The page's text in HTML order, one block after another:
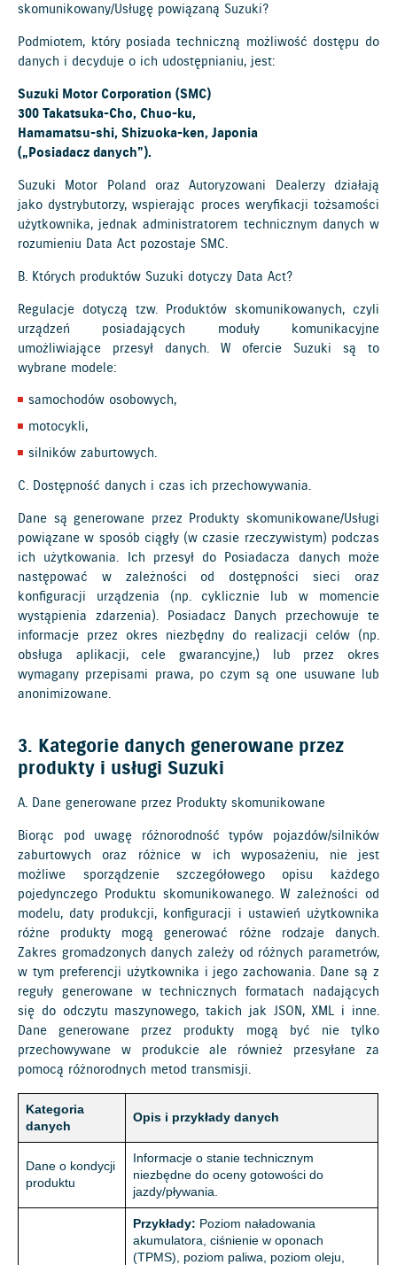
skomunikowany/Usługę powiązaną Suzuki?
Podmiotem, który posiada techniczną możliwość dostępu do
danych i decyduje o ich udostępnianiu, jest:
Suzuki Motor Corporation (SMC)
300 Takatsuka-Cho, Chuo-ku,
Hamamatsu-shi, Shizuoka-ken, Japonia
(„Posiadacz danych”).
Suzuki Motor Poland oraz Autoryzowani Dealerzy działają
jako dystrybutorzy, wspierając proces weryfikacji tożsamości
użytkownika, jednak administratorem technicznym danych w
rozumieniu Data Act pozostaje SMC.
B. Których produktów Suzuki dotyczy Data Act?
Regulacje dotyczą tzw. Produktów skomunikowanych, czyli
urządzeń posiadających moduły komunikacyjne
umożliwiające przesył danych. W ofercie Suzuki są to
wybrane modele:
samochodów osobowych,
motocykli,
silników zaburtowych.
C. Dostępność danych i czas ich przechowywania.
Dane są generowane przez Produkty skomunikowane/Usługi
powiązane w sposób ciągły (w czasie rzeczywistym) podczas
ich użytkowania. Ich przesył do Posiadacza danych może
następować w zależności od dostępności sieci oraz
konfiguracji urządzenia (np. cyklicznie lub w momencie
wystąpienia zdarzenia). Posiadacz Danych przechowuje te
informacje przez okres niezbędny do realizacji celów (np.
obsługa aplikacji, cele gwarancyjne,) lub przez okres
wymagany przepisami prawa, po czym są one usuwane lub
anonimizowane.
3. Kategorie danych generowane przez
produkty i usługi Suzuki
A. Dane generowane przez Produkty skomunikowane
Biorąc pod uwagę różnorodność typów pojazdów/silników
zaburtowych oraz różnice w ich wyposażeniu, nie jest
możliwe sporządzenie szczegółowego opisu każdego
pojedynczego Produktu skomunikowanego. W zależności od
modelu, daty produkcji, konfiguracji i ustawień użytkownika
różne produkty mogą generować różne rodzaje danych.
Zakres gromadzonych danych zależy od różnych parametrów,
w tym preferencji użytkownika i jego zachowania. Dane są z
reguły generowane w technicznych formatach nadających
się do odczytu maszynowego, takich jak JSON, XML i inne.
Dane generowane przez produkty mogą być nie tylko
przechowywane w produkcie ale również przesyłane za
pomocą różnorodnych metod transmisji.
Kategoria
danych
Opis i przykłady danych
Dane o kondycji
produktu
Informacje o stanie technicznym
niezbędne do oceny gotowości do
jazdy/pływania.
Przykłady: Poziom naładowania
akumulatora, ciśnienie w oponach
(TPMS), poziom paliwa, poziom oleju,